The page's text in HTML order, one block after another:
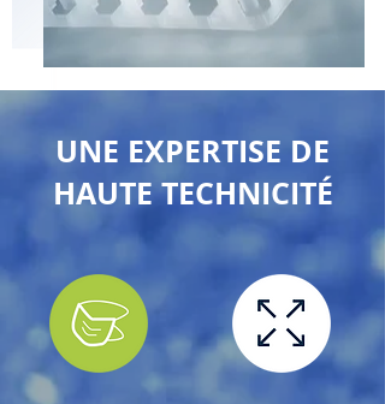
UNE EXPERTISE DE
HAUTE TECHNICITÉ